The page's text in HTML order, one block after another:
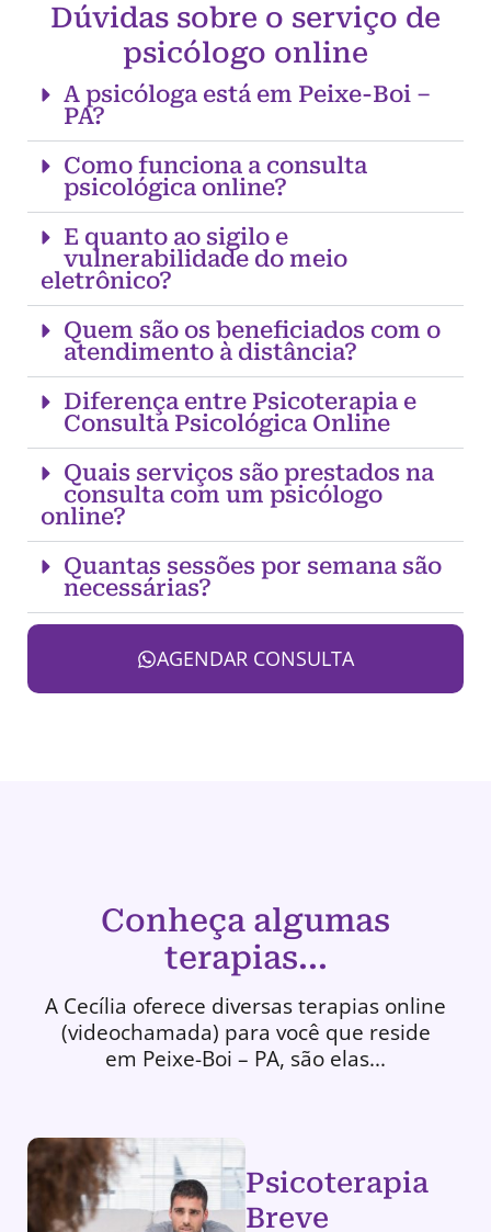
Dúvidas sobre o serviço de
psicólogo online
A psicóloga está em Peixe-Boi –
PA?
Como funciona a consulta
psicológica online?
E quanto ao sigilo e
vulnerabilidade do meio
eletrônico?
Quem são os beneficiados com o
atendimento à distância?
Diferença entre Psicoterapia e
Consulta Psicológica Online
Quais serviços são prestados na
consulta com um psicólogo
online?
Quantas sessões por semana são
necessárias?
AGENDAR CONSULTA
Conheça algumas
terapias...
A Cecília oferece diversas terapias online
(videochamada) para você que reside
em Peixe-Boi – PA, são elas...
Psicoterapia
Breve